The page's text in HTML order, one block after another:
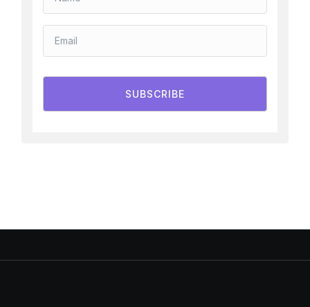
SUBSCRIBE